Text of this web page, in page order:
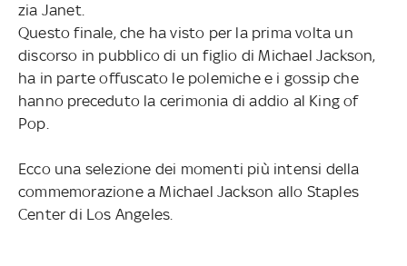
zia Janet.
Questo finale, che ha visto per la prima volta un
discorso in pubblico di un figlio di Michael Jackson,
ha in parte offuscato le polemiche e i gossip che
hanno preceduto la cerimonia di addio al King of
Pop.
Ecco una selezione dei momenti più intensi della
commemorazione a Michael Jackson allo Staples
Center di Los Angeles.